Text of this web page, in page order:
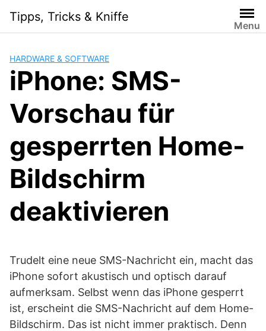
content
Tipps, Tricks & Kniffe
Menu
HARDWARE & SOFTWARE
iPhone: SMS-
Vorschau für
gesperrten Home-
Bildschirm
deaktivieren
Trudelt eine neue SMS-Nachricht ein, macht das
iPhone sofort akustisch und optisch darauf
aufmerksam. Selbst wenn das iPhone gesperrt
ist, erscheint die SMS-Nachricht auf dem Home-
Bildschirm. Das ist nicht immer praktisch. Denn